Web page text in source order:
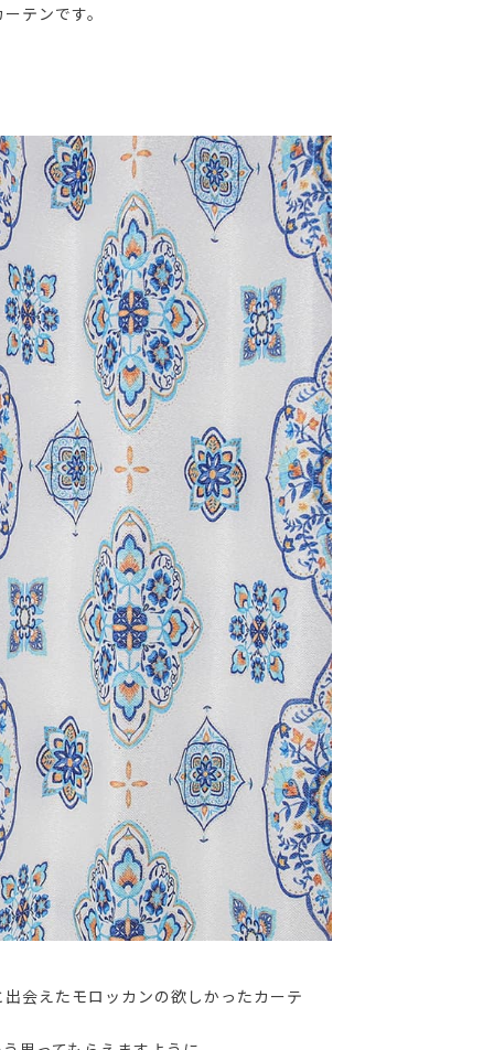
テンです。
会えたモロッカンの欲しかったカーテ